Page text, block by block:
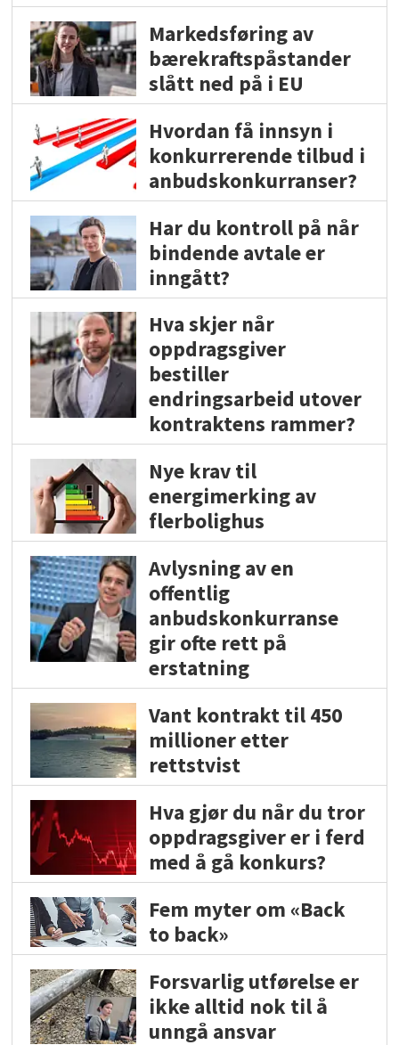
Markedsføring av
bærekraftspåstander
slått ned på i EU
Hvordan få innsyn i
konkurrerende tilbud i
anbudskonkurranser?
Har du kontroll på når
bindende avtale er
inngått?
Hva skjer når
oppdragsgiver
bestiller
endringsarbeid utover
kontraktens rammer?
Nye krav til
energimerking av
flerbolighus
Avlysning av en
offentlig
anbudskonkurranse
gir ofte rett på
erstatning
Vant kontrakt til 450
millioner etter
rettstvist
Hva gjør du når du tror
oppdragsgiver er i ferd
med å gå konkurs?
Fem myter om «Back
to back»
Forsvarlig utførelse er
ikke alltid nok til å
unngå ansvar